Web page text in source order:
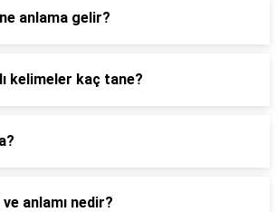
anlama gelir?
kelimeler kaç tane?
anlamı nedir?